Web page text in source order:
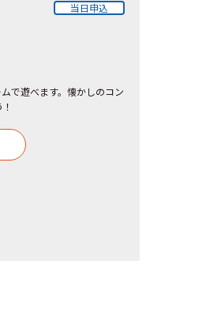
当日申込
で遊べます。懐かしのコン